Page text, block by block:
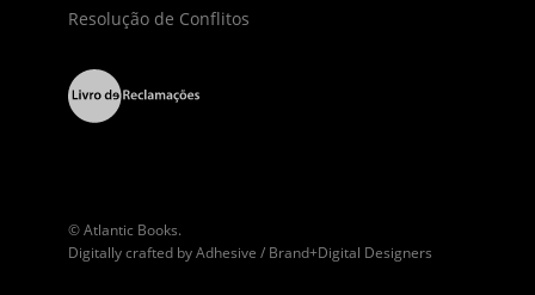
Resolução de Conflitos
© Atlantic Books.
Digitally crafted byAdhesive / Brand+Digital Designers